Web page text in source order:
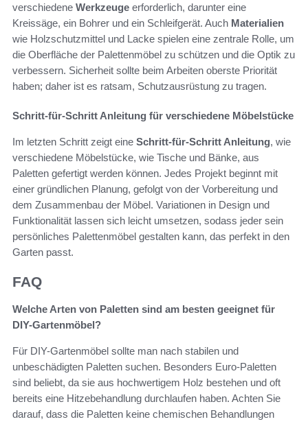
verschiedene Werkzeuge erforderlich, darunter eine
Kreissäge, ein Bohrer und ein Schleifgerät. Auch Materialien
wie Holzschutzmittel und Lacke spielen eine zentrale Rolle, um
die Oberfläche der Palettenmöbel zu schützen und die Optik zu
verbessern. Sicherheit sollte beim Arbeiten oberste Priorität
haben; daher ist es ratsam, Schutzausrüstung zu tragen.
Schritt-für-Schritt Anleitung für verschiedene Möbelstücke
Im letzten Schritt zeigt eine Schritt-für-Schritt Anleitung, wie
verschiedene Möbelstücke, wie Tische und Bänke, aus
Paletten gefertigt werden können. Jedes Projekt beginnt mit
einer gründlichen Planung, gefolgt von der Vorbereitung und
dem Zusammenbau der Möbel. Variationen in Design und
Funktionalität lassen sich leicht umsetzen, sodass jeder sein
persönliches Palettenmöbel gestalten kann, das perfekt in den
Garten passt.
FAQ
Welche Arten von Paletten sind am besten geeignet für
DIY-Gartenmöbel?
Für DIY-Gartenmöbel sollte man nach stabilen und
unbeschädigten Paletten suchen. Besonders Euro-Paletten
sind beliebt, da sie aus hochwertigem Holz bestehen und oft
bereits eine Hitzebehandlung durchlaufen haben. Achten Sie
darauf, dass die Paletten keine chemischen Behandlungen